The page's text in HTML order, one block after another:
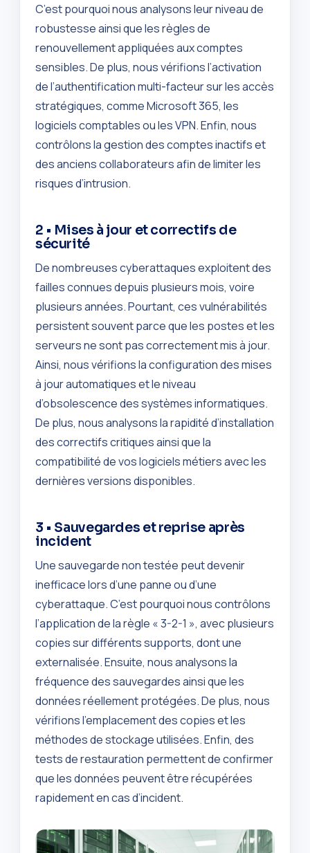
C’est pourquoi nous analysons leur niveau de
robustesse ainsi que les règles de
renouvellement appliquées aux comptes
sensibles. De plus, nous vérifions l’activation
de l’authentification multi-facteur sur les accès
stratégiques, comme Microsoft 365, les
logiciels comptables ou les VPN. Enfin, nous
contrôlons la gestion des comptes inactifs et
des anciens collaborateurs afin de limiter les
risques d’intrusion.
2 • Mises à jour et correctifs de
sécurité
De nombreuses cyberattaques exploitent des
failles connues depuis plusieurs mois, voire
plusieurs années. Pourtant, ces vulnérabilités
persistent souvent parce que les postes et les
serveurs ne sont pas correctement mis à jour.
Ainsi, nous vérifions la configuration des mises
à jour automatiques et le niveau
d’obsolescence des systèmes informatiques.
De plus, nous analysons la rapidité d’installation
des correctifs critiques ainsi que la
compatibilité de vos logiciels métiers avec les
dernières versions disponibles.
3 • Sauvegardes et reprise après
incident
Une sauvegarde non testée peut devenir
inefficace lors d’une panne ou d’une
cyberattaque. C’est pourquoi nous contrôlons
l’application de la règle « 3-2-1 », avec plusieurs
copies sur différents supports, dont une
externalisée. Ensuite, nous analysons la
fréquence des sauvegardes ainsi que les
données réellement protégées. De plus, nous
vérifions l’emplacement des copies et les
méthodes de stockage utilisées. Enfin, des
tests de restauration permettent de confirmer
que les données peuvent être récupérées
rapidement en cas d’incident.